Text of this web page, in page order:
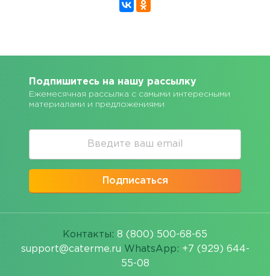
Подпишитесь на нашу рассылку
Ежемесячная рассылка с самыми интересными
материалами и предложениями
Подписаться
Контакты: 8 (800) 500-68-65
support@caterme.ru WhatsApp: +7 (929) 644-
55-08